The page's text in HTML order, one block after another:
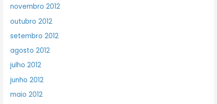
novembro 2012
outubro 2012
setembro 2012
agosto 2012
julho 2012
junho 2012
maio 2012